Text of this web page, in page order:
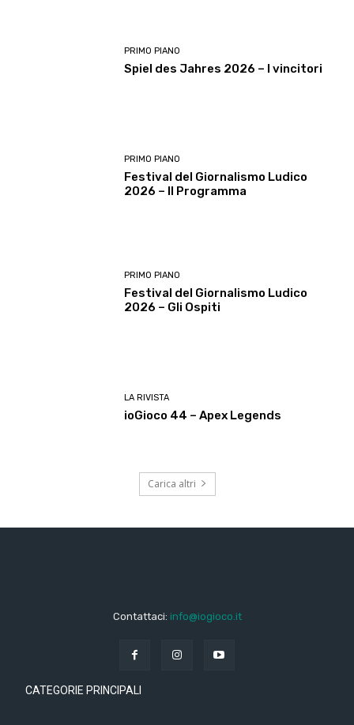
PRIMO PIANO
Spiel des Jahres 2026 – I vincitori
PRIMO PIANO
Festival del Giornalismo Ludico
2026 – Il Programma
PRIMO PIANO
Festival del Giornalismo Ludico
2026 – Gli Ospiti
LA RIVISTA
ioGioco 44 – Apex Legends
Carica altri
Contattaci: info@iogioco.it
CATEGORIE PRINCIPALI